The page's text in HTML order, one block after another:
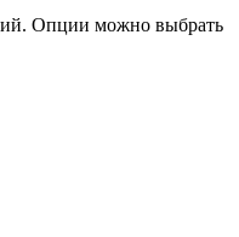
Опции можно выбрать